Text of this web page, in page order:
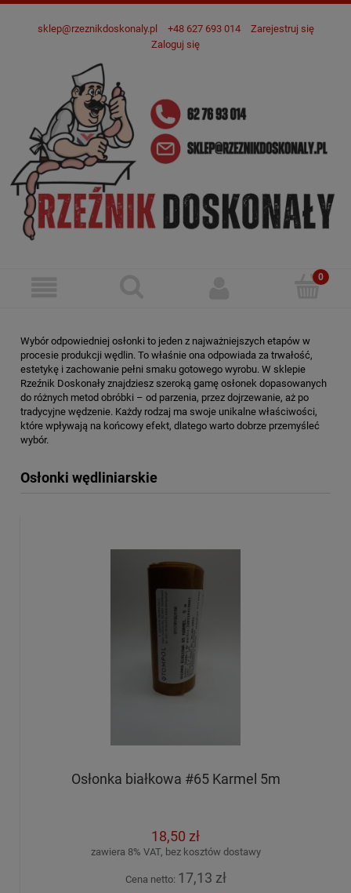
sklep@rzeznikdoskonaly.pl +48 627 693 014
Zarejestruj się
Zaloguj się
Wybór odpowiedniej osłonki to jeden z najważniejszych etapów w
procesie produkcji wędlin. To właśnie ona odpowiada za trwałość,
estetykę i zachowanie pełni smaku gotowego wyrobu. W sklepie
Rzeźnik Doskonały znajdziesz szeroką gamę osłonek dopasowanych
do różnych metod obróbki – od parzenia, przez dojrzewanie, aż po
tradycyjne wędzenie. Każdy rodzaj ma swoje unikalne właściwości,
które wpływają na końcowy efekt, dlatego warto dobrze przemyśleć
wybór.
Osłonki wędliniarskie
Osłonka białkowa #65 Karmel 5m
18,50 zł
zawiera 8% VAT, bez kosztów dostawy
Cena netto: 17,13 zł